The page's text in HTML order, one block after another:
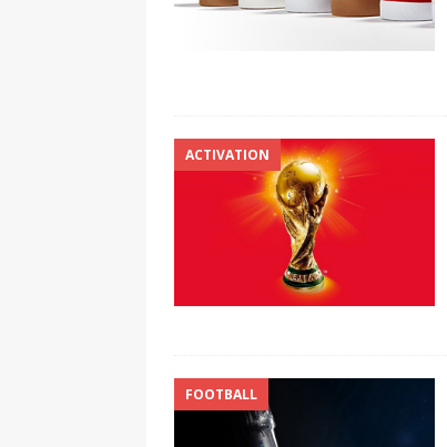
ACTIVATION
FOOTBALL